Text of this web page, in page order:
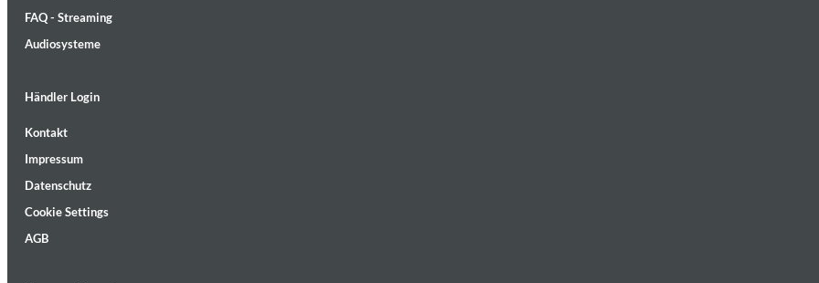
Tsuyoshi Yamamoto Trio
Genre:Jazz
FAQ - Streaming
Audiosysteme
Händler Login
Kontakt
Impressum
Datenschutz
Cookie Settings
AGB